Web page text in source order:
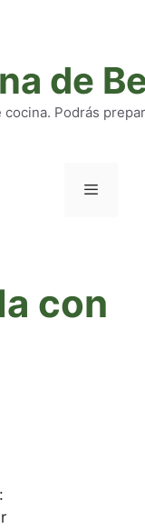
de
cocina. Podrás
con